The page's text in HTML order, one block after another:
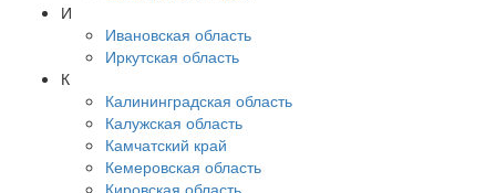
И
Ивановская область
Иркутская область
К
Калининградская область
Калужская область
Камчатский край
Кемеровская область
Кировская область